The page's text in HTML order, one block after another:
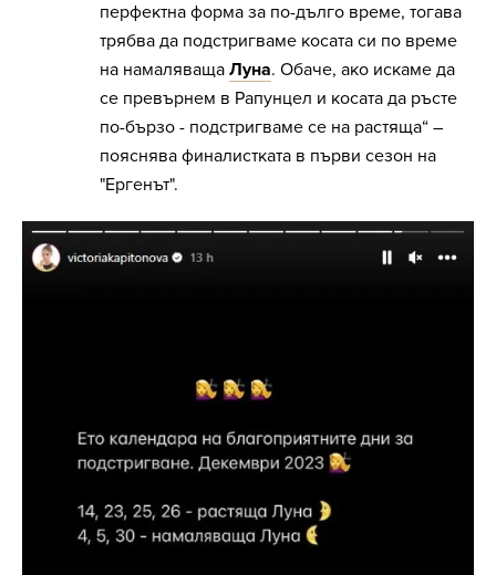
перфектна форма за по-дълго време, тогава
трябва да подстригваме косата си по време
на намаляваща Луна. Обаче, ако искаме да
се превърнем в Рапунцел и косата да ръсте
по-бързо - подстригваме се на растяща“ –
пояснява финалистката в първи сезон на
"Ергенът".